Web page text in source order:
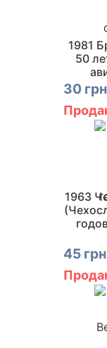
1981
50
30
1963
45